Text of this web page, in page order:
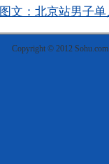
图文：北京站男子
Copyright © 2012